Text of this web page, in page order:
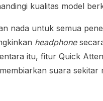
kualitas model
nada untuk semua
headphone
itu, fitur Quick
suara